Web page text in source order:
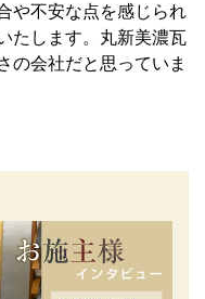
や不安な点を感じられ
たします。丸新美濃瓦
の会社だと思っていま